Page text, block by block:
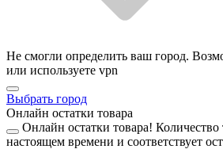
Не смогли определить ваш город.
или используете vpn
Выбрать город
Онлайн остатки товара
Онлайн остатки товара! Количество
настоящем времени и соответствует